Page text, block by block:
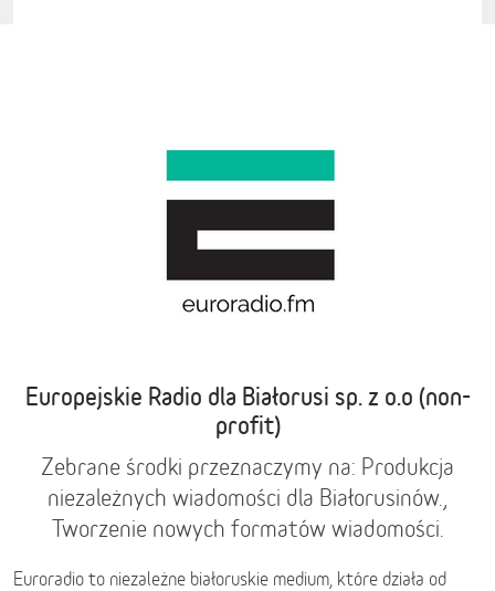
Europejskie Radio dla Białorusi sp. z o.o (non-
profit)
Zebrane środki przeznaczymy na: Produkcja
niezależnych wiadomości dla Białorusinów.,
Tworzenie nowych formatów wiadomości.
Euroradio to niezależne białoruskie medium, które działa od